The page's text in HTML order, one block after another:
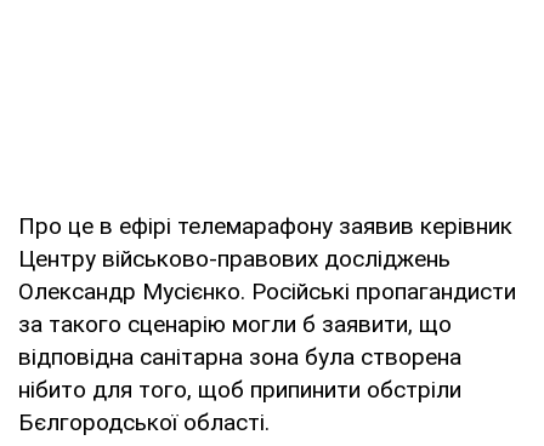
Про це в ефірі телемарафону заявив керівник
Центру військово-правових досліджень
Олександр Мусієнко. Російські пропагандисти
за такого сценарію могли б заявити, що
відповідна санітарна зона була створена
нібито для того, щоб припинити обстріли
Бєлгородської області.